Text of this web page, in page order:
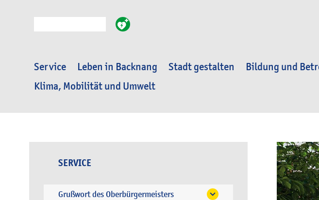
Service Leben in Backnang Stadt gestalten Bildung und
Klima, Mobilität und Umwelt
SERVICE
Grußwort des Oberbürgermeisters